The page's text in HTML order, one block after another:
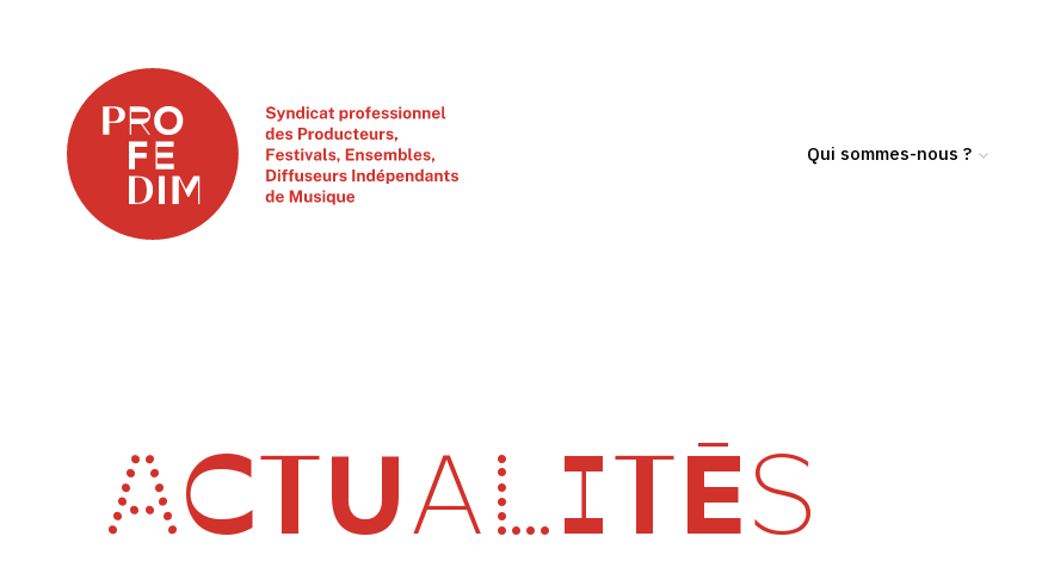
Qui sommes-nous ?
ACTUALITÉS